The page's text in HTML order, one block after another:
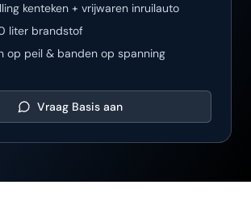
kenteken + vrijwaren inruilauto
liter brandstof
op peil & banden op spanning
Vraag Basis aan